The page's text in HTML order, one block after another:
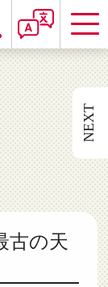
古の天
NEXT